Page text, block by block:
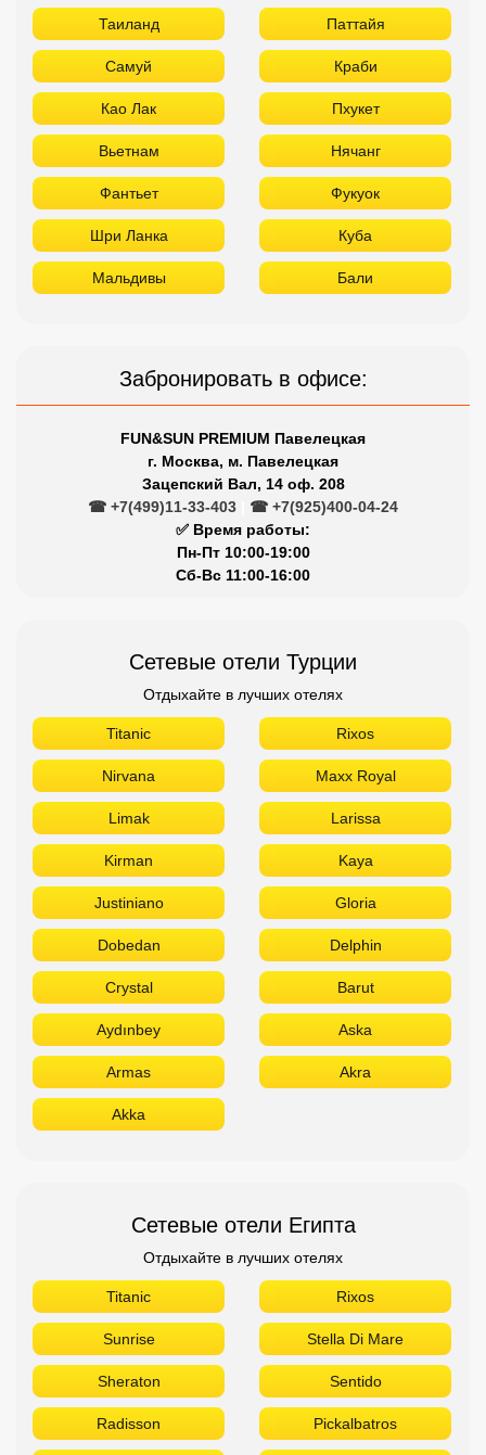
Таиланд Паттайя
Самуй Краби
Као Лак Пхукет
Вьетнам Нячанг
Фантьет Фукуок
Шри Ланка Куба
Мальдивы Бали
Забронировать в офисе:
FUN&SUN PREMIUM Павелецкая
г. Москва, м. Павелецкая
Зацепский Вал, 14 оф. 208
☎ +7(499)11-33-403
☎ +7(925)400-04-24
✅ Время работы:
Пн-Пт 10:00-19:00
Сб-Вс 11:00-16:00
Сетевые отели Турции
Отдыхайте в лучших отелях
Titanic Rixos
Nirvana Maxx Royal
Limak Larissa
Kirman Kaya
Justiniano Gloria
Dobedan Delphin
Crystal Barut
Aydınbey Aska
Armas Akra
Akka
Сетевые отели Египта
Отдыхайте в лучших отелях
Titanic Rixos
Sunrise Stella Di Mare
Sheraton Sentido
Radisson Pickalbatros